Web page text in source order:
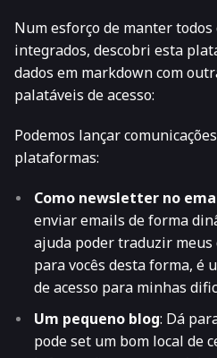
Num esforço de manter
integrados, descobri esta
dados em markdowncom
palatáveis de acesso:
Podemos lançar
plataformas:
Como newsletter no
enviar emails de forma
ajuda poder traduzir meus
para vocês desta forma, é
de acesso para minhas
Um pequeno blog: Dá
pode set um bom local de